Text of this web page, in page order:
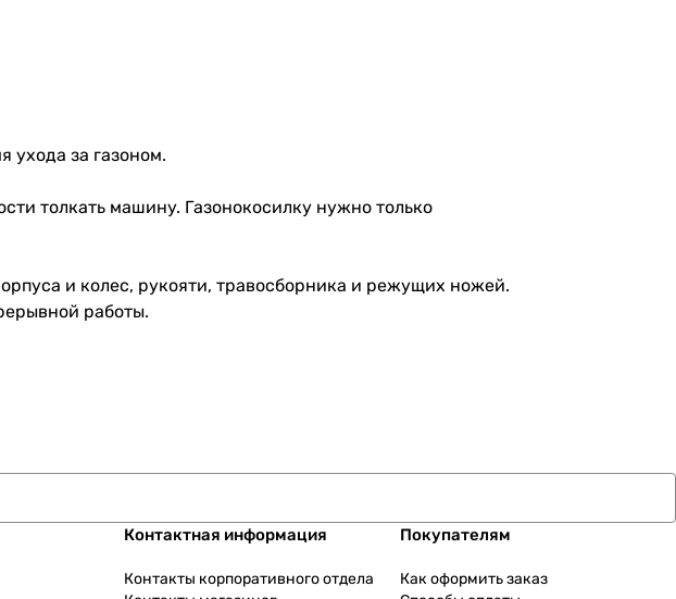
ухода за газоном.
толкать машину. Газонокосилку нужно только
и колес, рукояти, травосборника и режущих ножей.
работы.
Контактная информация
Контакты корпоративного отдела
Покупателям
Как оформить заказ